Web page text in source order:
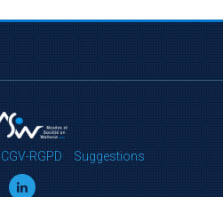
CGV-RGPD Suggestions